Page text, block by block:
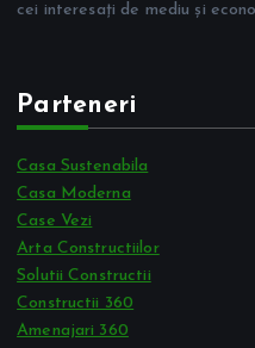
cei interesați de mediu și
Parteneri
Casa Sustenabila
Casa Moderna
Case Vezi
Arta Constructiilor
Solutii Constructii
Constructii 360
Amenajari 360